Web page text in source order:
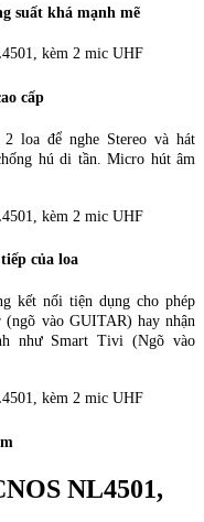
suất khá mạnh mẽ
cấp
loa để nghe Stereo và hát
hú di tần. Micro hút âm
của loa
kết nối tiện dụng cho phép
(ngõ vào GUITAR) hay nhận
như Smart Tivi (Ngõ vào
NL4501,